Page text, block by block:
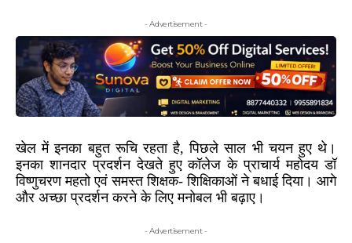
- Advertisement -
खेल में इनका बहुत रूचि रहता है, पिछले साल भी चयन हुए थे।
इनका शानदार प्रदर्शन देखते हुए कॉलेज के प्राचार्य महोदय डॉ
विष्णुचरण महतो एवं समस्त शिक्षक- शिक्षिकाओं ने बधाई दिया। आगे
और अच्छा प्रदर्शन करने के लिए मनोबल भी बढ़ाए।
- Advertisement -